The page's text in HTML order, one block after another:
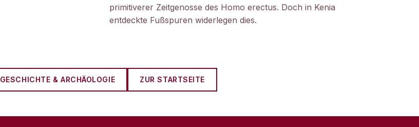
primitiverer Zeitgenosse des Homo erectus. Doch in Kenia
entdeckte Fußspuren widerlegen dies.
GESCHICHTE & ARCHÄOLOGIE ZUR STARTSEITE